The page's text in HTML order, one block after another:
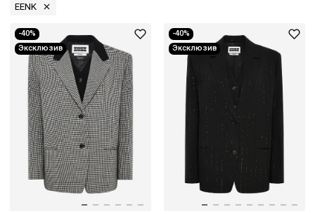
EENK
-40%
Эксклюзив
-40%
Эксклюзив